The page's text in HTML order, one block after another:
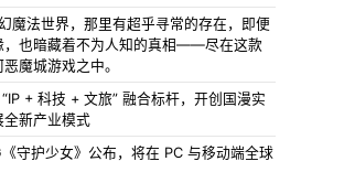
魔法世界，那里有超乎寻常的存在，即便
，也暗藏着不为人知的真相——尽在这款
魔城游戏之中。
+ 科技 + 文旅” 融合标杆，开创国漫实
全新产业模式
守护少女》公布，将在 PC 与移动端全球